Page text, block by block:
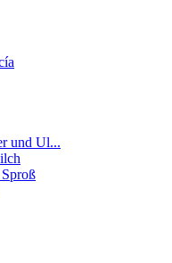
und Ul...